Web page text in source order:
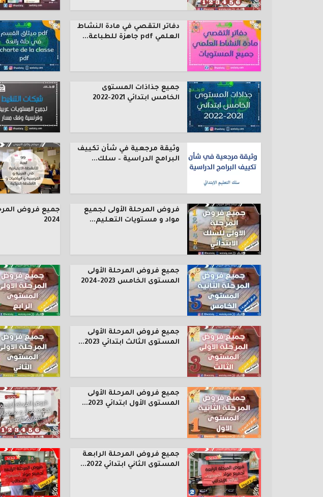
دفاتر التقصي في مادة النشاط
العلمي pdf جاهزة للطباعة...
جميع جذاذات المستوى
الخامس ابتدائي 2021-2022
وثيقة مرجعية في شأن تكييف
البرامج الدراسية – سلك...
فروض المرحلة الأولى لجميع
مواد و مستويات التعليم...
2024
جميع فروض المرحلة الأولى
المستوى الخامس 2023-2024
جميع فروض المرحلة الأولى
المستوى الثالث ابتدائي 2023...
جميع فروض المرحلة الأولى
المستوى الأول ابتدائي 2023...
جميع فروض المرحلة الرابعة
المستوى الثاني ابتدائي 2022...